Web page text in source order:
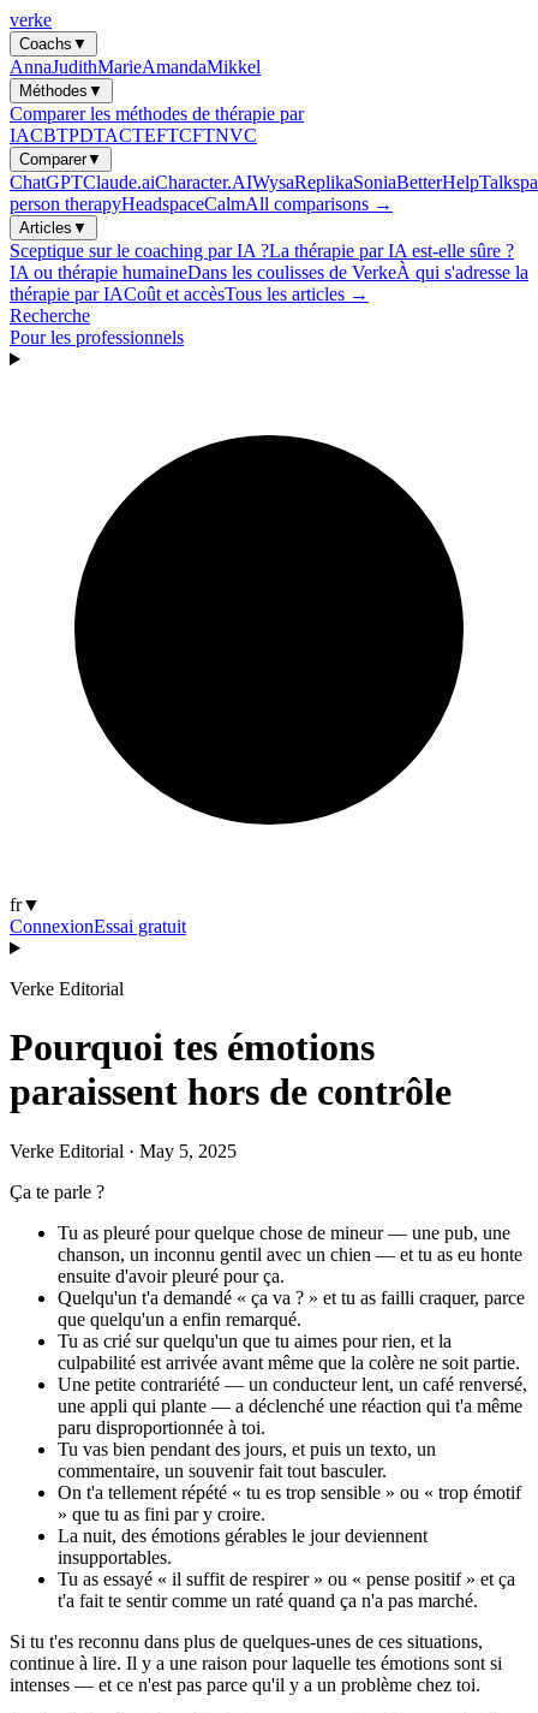
verke
Coachs ▼
AnnaJudithMarieAmandaMikkel
Méthodes ▼
Comparer les méthodes de thérapie par
IACBTPDTACTEFTCFTNVC
Comparer▼
ChatGPTClaude.aiCharacter.AIWysaReplikaSoniaBetterHelp
person therapyHeadspaceCalmAll comparisons →
Articles ▼
Sceptique sur le coaching par IA ?La thérapie par IA est-elle sûre ?
IA ou thérapie humaineDans les coulisses de VerkeÀ qui s'adresse la
thérapie par IACoût et accèsTous les articles →
Recherche
Pour les professionnels
fr▼
ConnexionEssai gratuit
Verke Editorial
Pourquoi tes émotions
paraissent hors de contrôle
Verke Editorial · May 5, 2025
Ça te parle ?
Tu as pleuré pour quelque chose de mineur — une pub, une
chanson, un inconnu gentil avec un chien — et tu as eu honte
ensuite d'avoir pleuré pour ça.
Quelqu'un t'a demandé « ça va ? » et tu as failli craquer, parce
que quelqu'un a enfin remarqué.
Tu as crié sur quelqu'un que tu aimes pour rien, et la
culpabilité est arrivée avant même que la colère ne soit partie.
Une petite contrariété — un conducteur lent, un café renversé,
une appli qui plante — a déclenché une réaction qui t'a même
paru disproportionnée à toi.
Tu vas bien pendant des jours, et puis un texto, un
commentaire, un souvenir fait tout basculer.
On t'a tellement répété « tu es trop sensible » ou « trop émotif
» que tu as fini par y croire.
La nuit, des émotions gérables le jour deviennent
insupportables.
Tu as essayé « il suffit de respirer » ou « pense positif » et ça
t'a fait te sentir comme un raté quand ça n'a pas marché.
Si tu t'es reconnu dans plus de quelques-unes de ces situations,
continue à lire. Il y a une raison pour laquelle tes émotions sont si
intenses — et ce n'est pas parce qu'il y a un problème chez toi.